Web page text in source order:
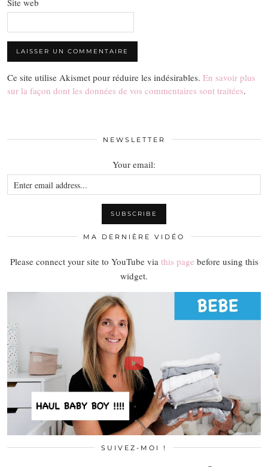
Site web
Ce site utilise Akismet pour réduire les indésirables. En savoir plus
sur la façon dont les données de vos commentaires sont traitées.
NEWSLETTER
Your email:
MA DERNIÈRE VIDÉO
Please connect your site to YouTube via this page before using this
widget.
SUIVEZ-MOI !